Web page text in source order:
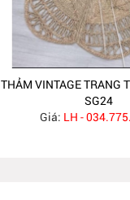
THẢM VINTAGE TRANG
SG24
Giá: LH -